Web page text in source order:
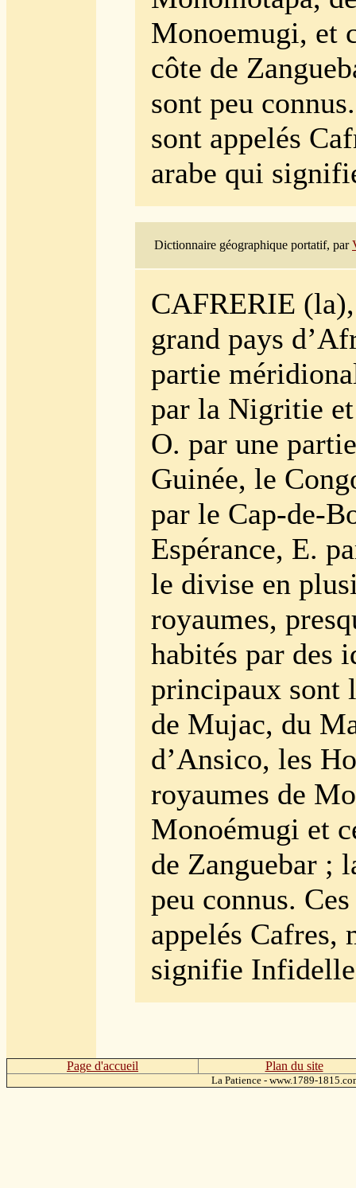
Monoemugi, et
côte de
sont peu
sont appelés
arabe qui
Dictionnaire géographique portatif, par
CAFRERIE
grand pays
partie
par la Nigritie
O. par une
Guinée, le
par le Cap-de-
Espérance, E.
le divise en
royaumes,
habités par des
principaux sont
de Mujac, du
d’Ansico, les
royaumes de
Monoémugi et
de Zanguebar ;
peu connus.
appelés Cafres,
signifie
Page d'accueil Plan du site
La Patience - www.1789-